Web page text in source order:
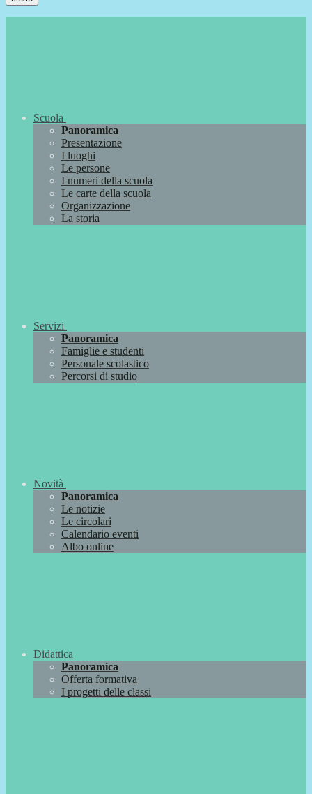
Scuola
Panoramica
Presentazione
I luoghi
Le persone
I numeri della scuola
Le carte della scuola
Organizzazione
La storia
Servizi
Panoramica
Famiglie e studenti
Personale scolastico
Percorsi di studio
Novità
Panoramica
Le notizie
Le circolari
Calendario eventi
Albo online
Didattica
Panoramica
Offerta formativa
I progetti delle classi